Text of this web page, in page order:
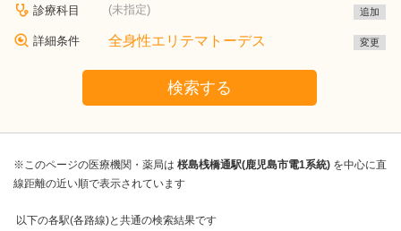
診療科目 (未指定) 追加
詳細条件 全身性エリテマトーデス 変更
検索する
※このページの医療機関・薬局は 桜島桟橋通駅(鹿児島市電1系統) を中心に直
線距離の近い順で表示されています
以下の各駅(各路線)と共通の検索結果です